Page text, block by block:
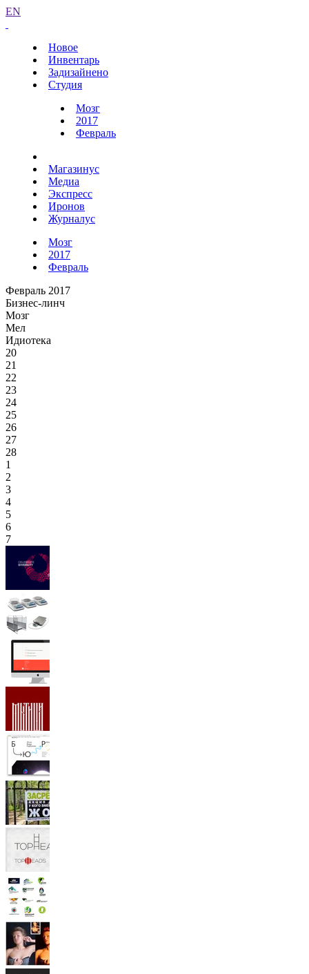
EN
Новое
Инвентарь
Задизайнено
Студия
Мозг
2017
Февраль
Магазинус
Медиа
Экспресс
Иронов
Журналус
Мозг
2017
Февраль
Февраль 2017
Бизнес-линч
Мозг
Мел
Идиотека
20
21
22
23
24
25
26
27
28
1
2
3
4
5
6
7